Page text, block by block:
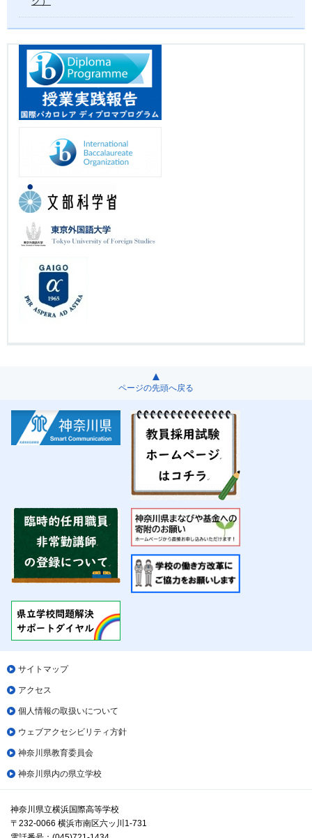
ページの先頭へ戻る
サイトマップ
アクセス
個人情報の取扱いについて
ウェブアクセシビリティ方針
神奈川県教育委員会
神奈川県内の県立学校
神奈川県立横浜国際高等学校
〒232-0066 横浜市南区六ッ川1-731